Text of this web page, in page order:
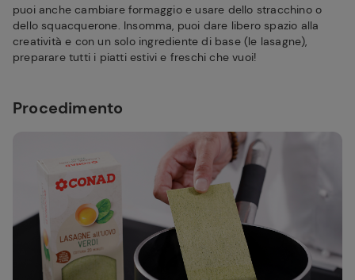
puoi anche cambiare formaggio e usare dello stracchino o
dello squacquerone. Insomma, puoi dare libero spazio alla
creatività e con un solo ingrediente di base (le lasagne),
preparare tutti i piatti estivi e freschi che vuoi!
Procedimento